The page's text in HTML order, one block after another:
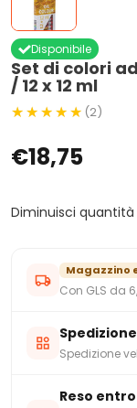
Set di colori
/ 12 x 12 ml
Disponibile
(2)
€18,75
Diminuisci quantità
Magazzino
Con GLS da
Spedizione
Reso